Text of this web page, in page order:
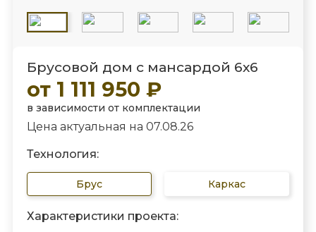
Брусовой дом с мансардой 6х6
от 1 111 950 ₽
в зависимости от комплектации
Цена актуальная на 07.08.26
Технология:
Брус Каркас
Характеристики проекта: